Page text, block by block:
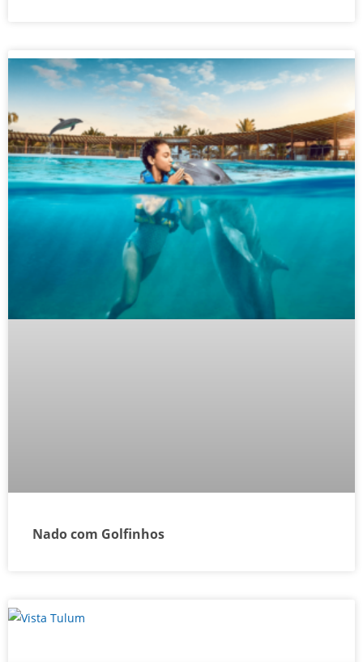
Nado com Golfinhos